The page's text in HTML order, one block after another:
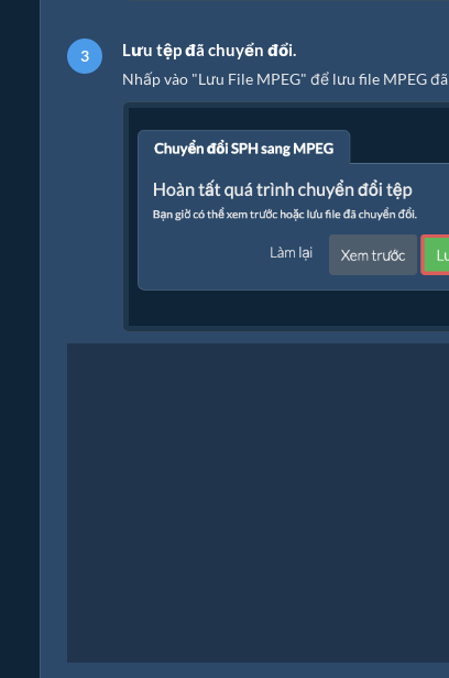
Lưu tệp đã chuyển đổi.
Nhấp vào "Lưu File MPEG" để lưu file MPEG